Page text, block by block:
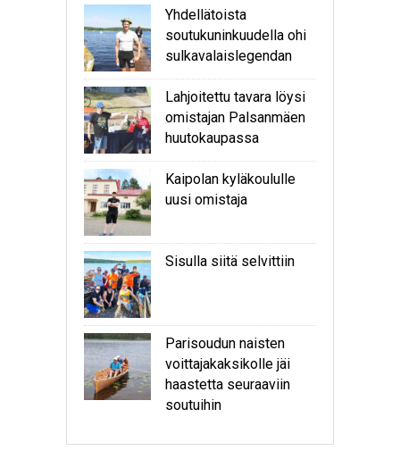
Yhdellätoista
soutukuninkuudella ohi
sulkavalaislegendan
Lahjoitettu tavara löysi
omistajan Palsanmäen
huutokaupassa
Kaipolan kyläkoululle
uusi omistaja
Sisulla siitä selvittiin
Parisoudun naisten
voittajakaksikolle jäi
haastetta seuraaviin
soutuihin